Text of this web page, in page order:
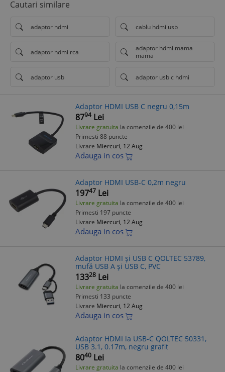
Cautari similare
adaptor hdmi cablu hdmi usb
adaptor hdmi rca
adaptor hdmi mama
mama
adaptor usb adaptor usb c hdmi
Adaptor HDMI USB C negru 0,15m
8794 Lei
Livrare gratuita la comenzile de 400 lei
Primesti 88 puncte
Livrare Miercuri, 12 Aug
Adauga in cos
Adaptor HDMI USB-C 0,2m negru
19747 Lei
Livrare gratuita la comenzile de 400 lei
Primesti 197 puncte
Livrare Miercuri, 12 Aug
Adauga in cos
Adaptor HDMI și USB C QOLTEC 53789,
mufă USB A și USB C, PVC
13328 Lei
Livrare gratuita la comenzile de 400 lei
Primesti 133 puncte
Livrare Miercuri, 12 Aug
Adauga in cos
Adaptor HDMI la USB-C QOLTEC 50331,
USB 3.1, 0.17m, negru grafit
8040 Lei
Livrare gratuita la comenzile de 400 lei